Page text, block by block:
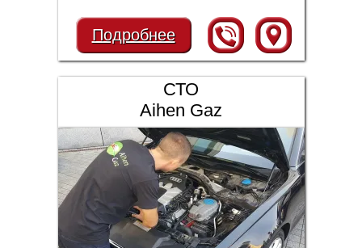
Подробнее
СТО
Aihen Gaz